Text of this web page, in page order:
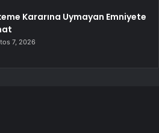
Kararına Uymayan Emniyete
7, 2026